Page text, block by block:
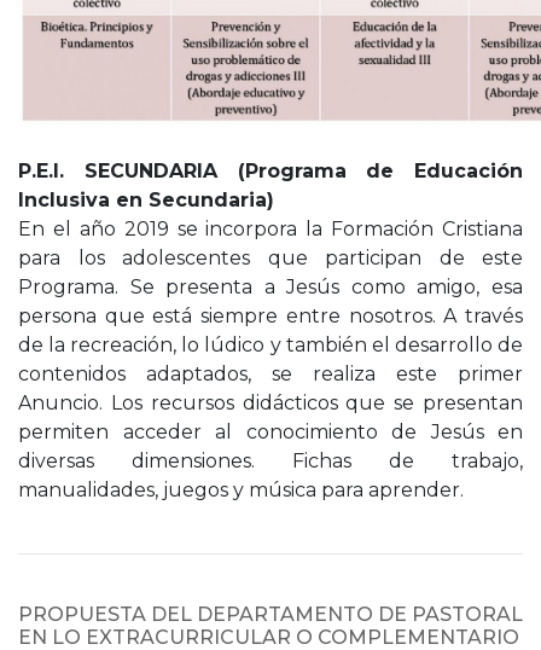
P.E.I. SECUNDARIA (Programa de Educación
Inclusiva en Secundaria)
En el año 2019 se incorpora la Formación Cristiana
para los adolescentes que participan de este
Programa. Se presenta a Jesús como amigo, esa
persona que está siempre entre nosotros. A través
de la recreación, lo lúdico y también el desarrollo de
contenidos adaptados, se realiza este primer
Anuncio. Los recursos didácticos que se presentan
permiten acceder al conocimiento de Jesús en
diversas dimensiones. Fichas de trabajo,
manualidades, juegos y música para aprender.
PROPUESTA DEL DEPARTAMENTO DE PASTORAL
EN LO EXTRACURRICULAR O COMPLEMENTARIO